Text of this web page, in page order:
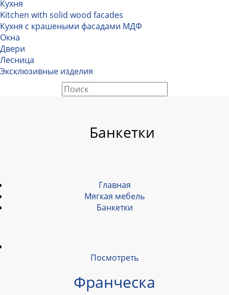
Кухня
Kitchen with solid wood facades
Кухня с крашеными фасадами МДФ
Окна
Двери
Лесница
Эксклюзивные изделия
Банкетки
Главная
Мягкая мебель
Банкетки
Посмотреть
Франческа